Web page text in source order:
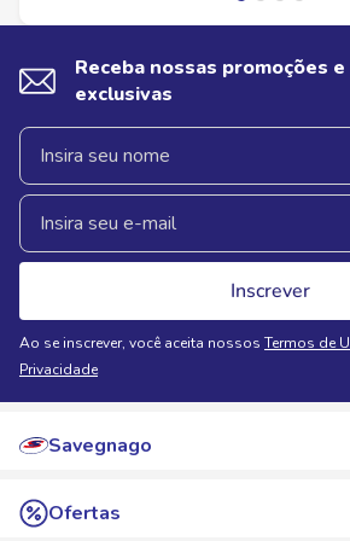
Receba nossas promoções
exclusivas
Inscrever
Ao se inscrever, você aceita nossos Termos de
Privacidade
Savegnago
Quem Somos
Ofertas